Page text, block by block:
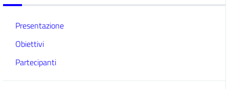
Presentazione
Obiettivi
Partecipanti